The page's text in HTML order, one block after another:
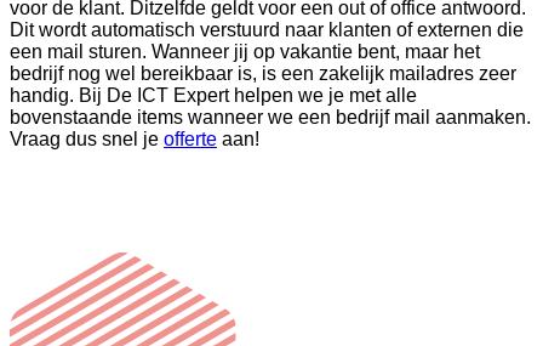
voor de klant. Ditzelfde geldt voor een out of office antwoord.
Dit wordt automatisch verstuurd naar klanten of externen die
een mail sturen. Wanneer jij op vakantie bent, maar het
bedrijf nog wel bereikbaar is, is een zakelijk mailadres zeer
handig. Bij De ICT Expert helpen we je met alle
bovenstaande items wanneer we een bedrijf mail aanmaken.
Vraag dus snel je offerte aan!